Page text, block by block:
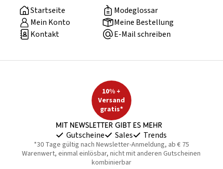
Startseite
Modeglossar
Mein Konto
Meine Bestellung
Kontakt
E-Mail schreiben
10% +
Versand
gratis*
Mit Newsletter gibt es mehr
Gutscheine Sales Trends
*30 Tage gültig nach Newsletter-Anmeldung, ab € 75
Warenwert, einmal einlösbar, nicht mit anderen Gutscheinen
kombinierbar